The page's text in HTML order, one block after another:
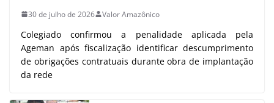
30 de julho de 2026 Valor Amazônico
Colegiado confirmou a penalidade aplicada pela
Ageman após fiscalização identificar descumprimento
de obrigações contratuais durante obra de implantação
da rede